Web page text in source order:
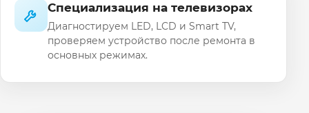
Специализация на телевизорах
Диагностируем LED, LCD и Smart TV,
проверяем устройство после ремонта в
основных режимах.